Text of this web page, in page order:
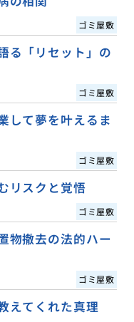
ゴミ屋敷
る「リセット」の
ゴミ屋敷
して夢を叶えるま
ゴミ屋敷
リスクと覚悟
ゴミ屋敷
物撤去の法的ハー
ゴミ屋敷
えてくれた真理